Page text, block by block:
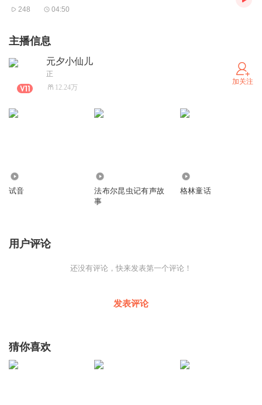
248 04:50
主播信息
元夕小仙儿
正
12.24万
加关注
试音
法布尔昆虫记有声故
事
格林童话
用户评论
还没有评论，快来发表第一个评论！
发表评论
猜你喜欢